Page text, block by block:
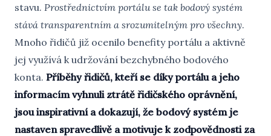
stavu. Prostřednictvím portálu se tak bodový systém
stává transparentním a srozumitelným pro všechny.
Mnoho řidičů již ocenilo benefity portálu a aktivně
jej využívá k udržování bezchybného bodového
konta. Příběhy řidičů, kteří se díky portálu a jeho
informacím vyhnuli ztrátě řidičského oprávnění,
jsou inspirativní a dokazují, že bodový systém je
nastaven spravedlivě a motivuje k zodpovědnosti za